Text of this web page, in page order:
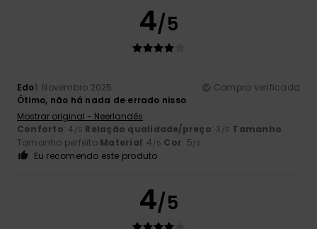
4/5
Edo1. Novembro 2025
Compra verificada
Ótimo, não há nada de errado nisso
Mostrar original - Neerlandês
Conforto: 4 /5 Relação qualidade/preço: 3 /5 Tamanho:
Tamanho perfeito Material: 4 /5 Cor: 5/5
Eu recomendo este produto
4/5